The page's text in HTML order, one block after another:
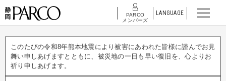
PARCO
メンバーズ
LANGUAGE
このたびの令和8年熊本地震により被害にあわれた皆様に謹んでお見
舞い申しあげますとともに、被災地の一日も早い復旧を、心よりお
祈り申しあげます。